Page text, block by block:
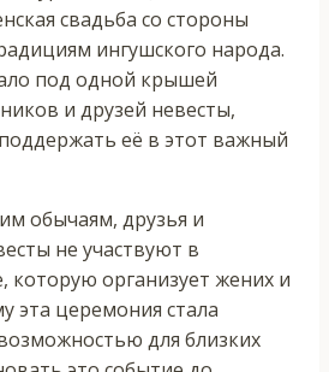
свадьба со стороны
ингушского народа.
под одной крышей
и друзей невесты,
её в этот важный
обычаям, друзья и
не участвуют в
которую организует жених и
эта церемония стала
для близких